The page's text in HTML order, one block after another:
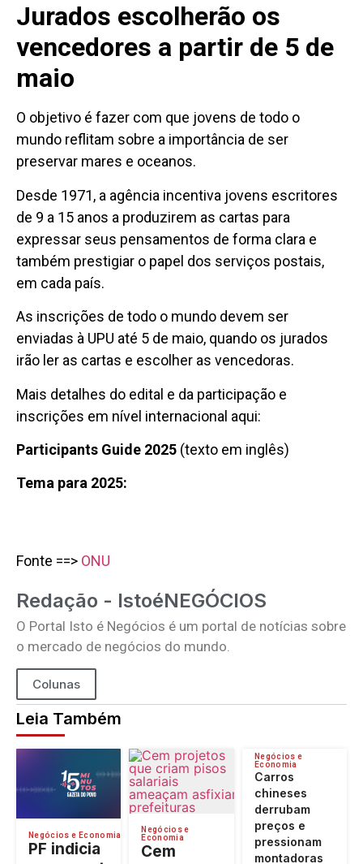
Jurados escolherão os
vencedores a partir de 5 de
maio
O objetivo é fazer com que jovens de todo o
mundo reflitam sobre a importância de ser
preservar mares e oceanos.
Desde 1971, a agência incentiva jovens escritores
de 9 a 15 anos a produzirem as cartas para
expressar seus pensamentos de forma clara e
também prestigiar o papel dos serviços postais,
em cada país.
As inscrições de todo o mundo devem ser
enviadas à UPU até 5 de maio, quando os jurados
irão ler as cartas e escolher as vencedoras.
Mais detalhes do edital e da participação e
inscrições em nível internacional aqui:
Participants Guide 2025 (texto em inglês)
Tema para 2025:
Fonte ==> ONU
Redação - IstoéNEGÓCIOS
O Portal Isto é Negócios é um portal de notícias sobre
o mercado de negócios do mundo.
Colunas
Leia Também
Negócios e Economia
PF indicia
Negócios e
Economia
Cem
Negócios e
Economia
Carros
chineses
derrubam
preços e
pressionam
montadoras